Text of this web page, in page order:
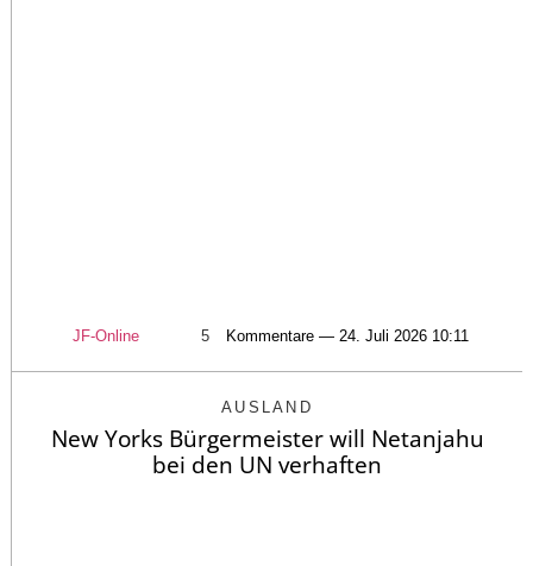
JF-Online 5 Kommentare — 24. Juli 2026 10:11
AUSLAND
New Yorks Bürgermeister will Netanjahu
bei den UN verhaften